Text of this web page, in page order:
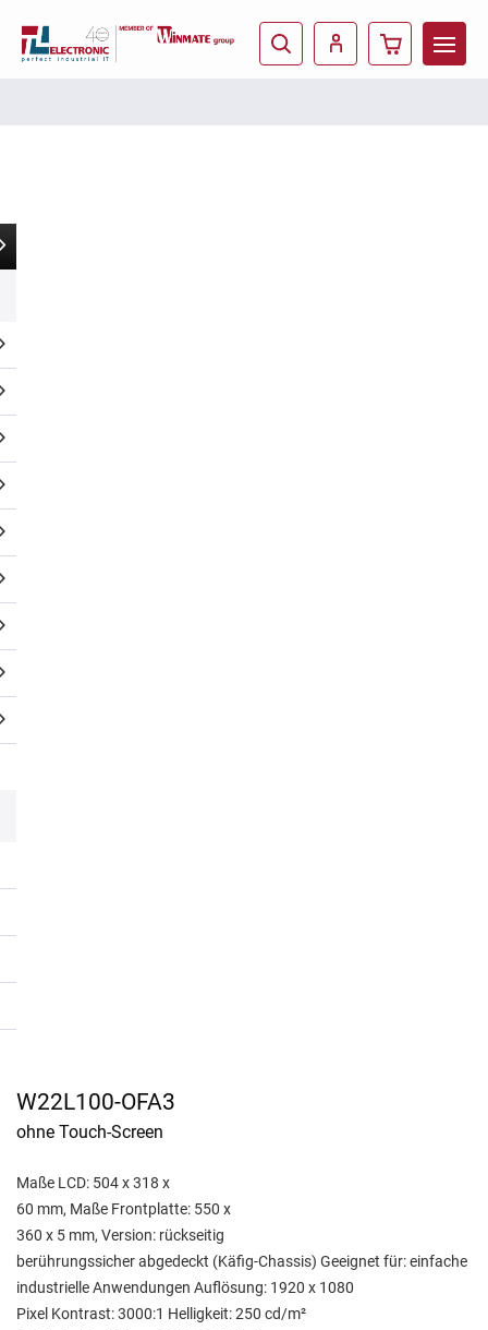
W22L100-OFA3
ohne Touch-Screen
Maße LCD: 504 x 318 x
60 mm, Maße Frontplatte: 550 x
360 x 5 mm, Version: rückseitig
berührungssicher abgedeckt (Käfig-Chassis) Geeignet für: einfache
industrielle Anwendungen Auflösung: 1920 x 1080
Pixel Kontrast: 3000:1 Helligkeit: 250 cd/m²